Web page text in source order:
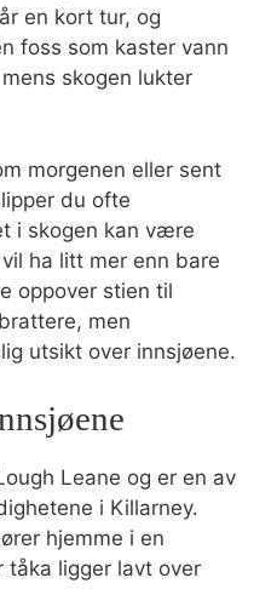
en kort tur, og
foss som kaster vann
skogen lukter
morgenen eller sent
du ofte
i skogen kan være
ha litt mer enn bare
oppover stien til
men
utsikt over innsjøene.
Leane og er en av
i Killarney.
hjemme i en
tåka ligger lavt over